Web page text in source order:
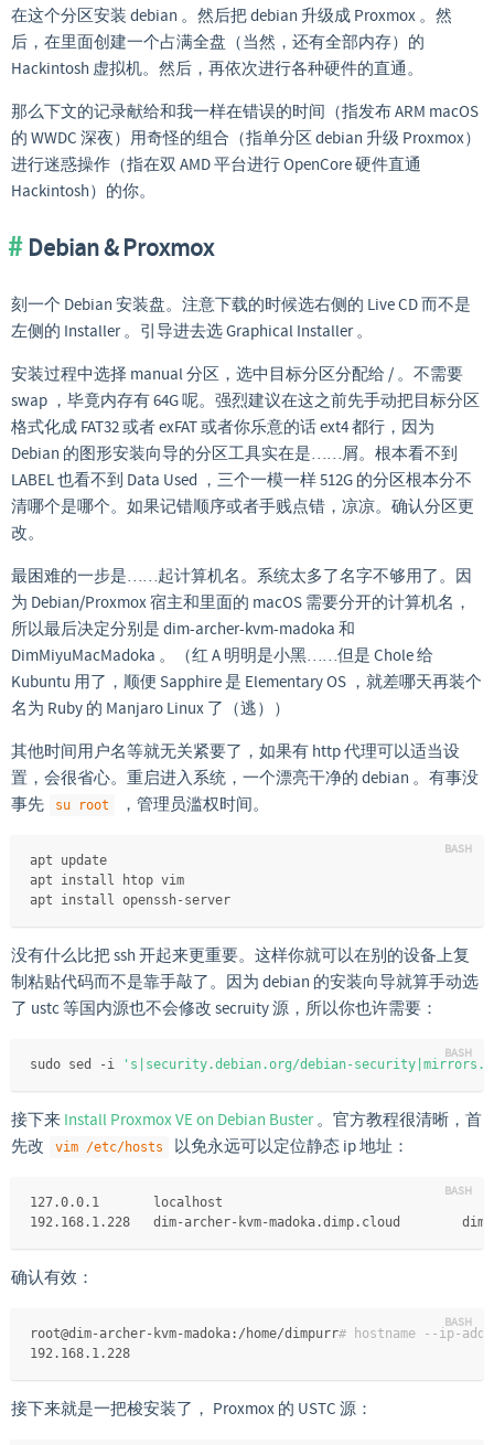
在这个分区安装 debian 。然后把 debian 升级成 Proxmox 。然
后，在里面创建一个占满全盘（当然，还有全部内存）的
Hackintosh 虚拟机。然后，再依次进行各种硬件的直通。
那么下文的记录献给和我一样在错误的时间（指发布 ARM macOS
的 WWDC 深夜）用奇怪的组合（指单分区 debian 升级 Proxmox）
进行迷惑操作（指在双 AMD 平台进行 OpenCore 硬件直通
Hackintosh）的你。
Debian & Proxmox
刻一个 Debian 安装盘。注意下载的时候选右侧的 Live CD 而不是
左侧的 Installer 。引导进去选 Graphical Installer 。
安装过程中选择 manual 分区，选中目标分区分配给 / 。不需要
swap ，毕竟内存有 64G 呢。强烈建议在这之前先手动把目标分区
格式化成 FAT32 或者 exFAT 或者你乐意的话 ext4 都行，因为
Debian 的图形安装向导的分区工具实在是……屑。根本看不到
LABEL 也看不到 Data Used ，三个一模一样 512G 的分区根本分不
清哪个是哪个。如果记错顺序或者手贱点错，凉凉。确认分区更
改。
最困难的一步是……起计算机名。系统太多了名字不够用了。因
为 Debian/Proxmox 宿主和里面的 macOS 需要分开的计算机名，
所以最后决定分别是 dim-archer-kvm-madoka 和
DimMiyuMacMadoka 。（红 A 明明是小黑……但是 Chole 给
Kubuntu 用了，顺便 Sapphire 是 Elementary OS ，就差哪天再装个
名为 Ruby 的 Manjaro Linux 了（逃））
其他时间用户名等就无关紧要了，如果有 http 代理可以适当设
置，会很省心。重启进入系统，一个漂亮干净的 debian 。有事没
事先
su root ，管理员滥权时间。
apt update
apt install htop vim
apt install openssh-server
没有什么比把 ssh 开起来更重要。这样你就可以在别的设备上复
制粘贴代码而不是靠手敲了。因为 debian 的安装向导就算手动选
了 ustc 等国内源也不会修改 secruity 源，所以你也许需要：
sudo sed -i 's|security.debian.org/debian-
接下来 Install Proxmox VE on Debian Buster。官方教程很清晰，首
先改
vim /etc/hosts 以免永远可以定位静态 ip 地址：
127.0.0.1	localhost
确认有效：
root@dim-archer-kvm-madoka:/home/dimpurr# hostname --ip-
192.168.1.228
接下来就是一把梭安装了， Proxmox 的 USTC 源：